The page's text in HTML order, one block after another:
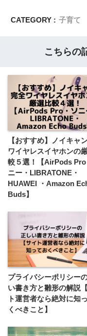
CATEGORY : 子育て
こちらの
【おすすめ】ノイキャ
ワイヤレスイヤホンの
較５選！【AirPods Pro
ニー・LIBRATONE・
HUAWEI ・Amazon
Buds】
プライバシーポリシー
い書き方と雛形の解説
ト運営者なら絶対に知
くべきこと】